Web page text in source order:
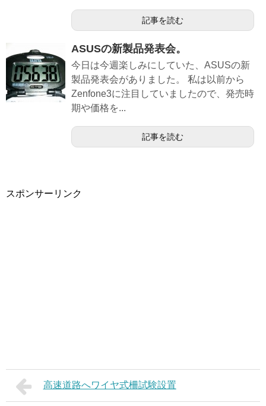
記事を読む
ASUSの新製品発表会。
今日は今週楽しみにしていた、ASUSの新
製品発表会がありました。 私は以前から
Zenfone3に注目していましたので、発売時
期や価格を...
記事を読む
スポンサーリンク
高速道路へワイヤ式柵試験設置